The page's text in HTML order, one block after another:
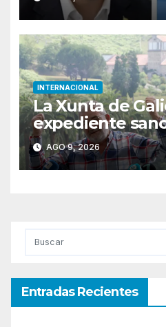
INTERNACIONAL
La Xunta de
expediente
contra el tour
Oubiña
AGO 9, 2026
Entradas Recientes